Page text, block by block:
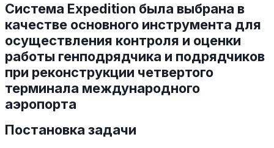
Система Expedition была выбрана в
качестве основного инструмента для
осуществления контроля и оценки
работы генподрядчика и подрядчиков
при реконструкции четвертого
терминала международного
аэропорта
Постановка задачи